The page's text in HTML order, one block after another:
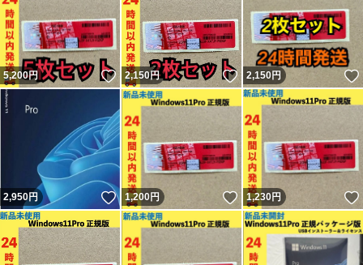
5,200円 いいね！
2,150円 いいね！
2,150円
2,950円 いいね！
1,200円 いいね！
1,230円